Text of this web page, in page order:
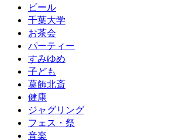
ビール
千葉大学
お茶会
パーティー
すみゆめ
子ども
葛飾北斎
健康
ジャグリング
フェス・祭
音楽